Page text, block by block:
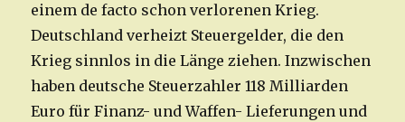
einem de facto schon verlorenen Krieg.
Deutschland verheizt Steuergelder, die den
Krieg sinnlos in die Länge ziehen. Inzwischen
haben deutsche Steuerzahler 118 Milliarden
Euro für Finanz- und Waffen- Lieferungen und